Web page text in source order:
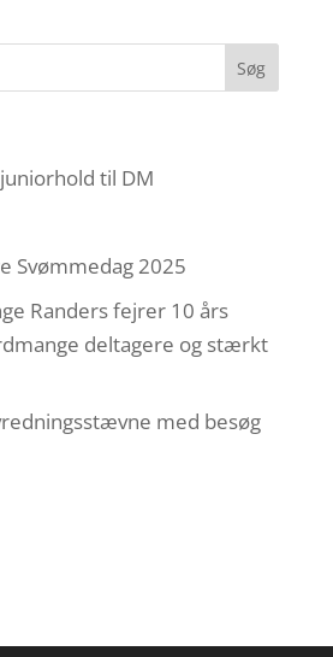
til DM
Svømmedag 2025
Randers fejrer 10 års
deltagere og stærkt
med besøg